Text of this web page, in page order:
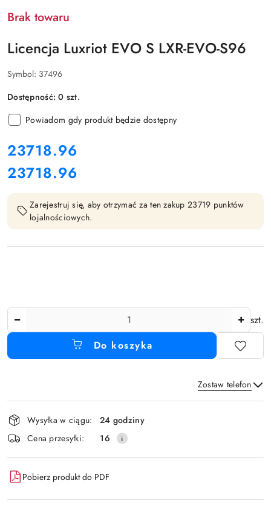
Brak towaru
Licencja Luxriot EVO S LXR-EVO-S96
Symbol: 37496
Dostępność:0 szt.
Powiadom gdy produkt będzie dostępny
cena:
23718.96
Cena:
23718.96
Zarejestruj się, aby otrzymać za ten zakup 23719 punktów
lojalnościowych.
szt.
Do koszyka
Zostaw telefon
Wyślij
Dostępność
i
dostawa
Wysyłka w ciągu:
24 godziny
Cena przesyłki:
16
Pobierz produkt do PDF